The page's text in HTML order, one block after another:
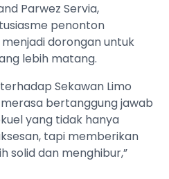
Parwez Servia,
penonton
dorongan untuk
lebih matang.
Sekawan Limo
bertanggung jawab
yang tidak hanya
tapi memberikan
solid dan menghibur,”